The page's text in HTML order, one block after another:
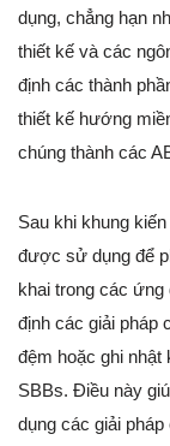
dụng, chẳng hạn
thiết kế và các
định các thành
thiết kế hướng
chúng thành các
Sau khi khung
được sử dụng để
khai trong các
định các giải pháp
đệm hoặc ghi
SBBs. Điều này
dụng các giải